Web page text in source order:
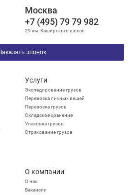
Москва
+7 (495) 79 79 982
29 км. Каширского шоссе
звонок
Услуги
Экспедирование грузов
Перевозка личных вещей
Перевозка грузов
Складское хранение
Упаковка грузов
Страхование грузов
О компании
О нас
Вакансии